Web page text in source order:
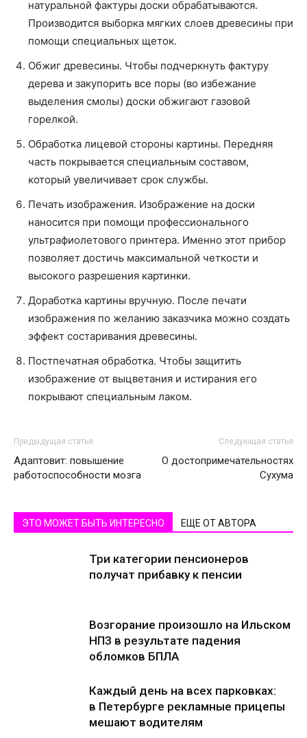
натуральной фактуры доски обрабатываются.
Производится выборка мягких слоев древесины при
помощи специальных щеток.
Обжиг древесины. Чтобы подчеркнуть фактуру
дерева и закупорить все поры (во избежание
выделения смолы) доски обжигают газовой
горелкой.
Обработка лицевой стороны картины. Передняя
часть покрывается специальным составом,
который увеличивает срок службы.
Печать изображения. Изображение на доски
наносится при помощи профессионального
ультрафиолетового принтера. Именно этот прибор
позволяет достичь максимальной четкости и
высокого разрешения картинки.
Доработка картины вручную. После печати
изображения по желанию заказчика можно создать
эффект состаривания древесины.
Постпечатная обработка. Чтобы защитить
изображение от выцветания и истирания его
покрывают специальным лаком.
Предыдущая статья
Адаптовит: повышение
работоспособности мозга
Следующая статья
О достопримеча­тель­ностях
Сухума
ЭТО МОЖЕТ БЫТЬ ИНТЕРЕСНО ЕЩЕ ОТ АВТОРА
Три категории пенсионеров
получат прибавку к пенсии
Возгорание произошло на Ильском
НПЗ в результате падения
обломков БПЛА
Каждый день на всех парковках:
в Петербурге рекламные прицепы
мешают водителям